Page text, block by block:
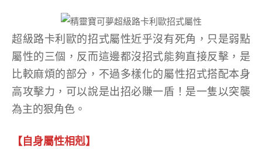
超級路卡利歐的招式屬性近乎沒有死角，只是弱點
屬性的三個，反而這邊都沒招式能夠直接反擊，是
比較麻煩的部分，不過多樣化的屬性招式搭配本身
高攻擊力，可以說是出招必賺一盾！是一隻以突襲
為主的狠角色。
【自身屬性相剋】